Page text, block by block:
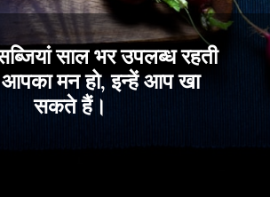
साल भर उपलब्ध रहती
मन हो, इन्हें आप खा
सकते हैं।